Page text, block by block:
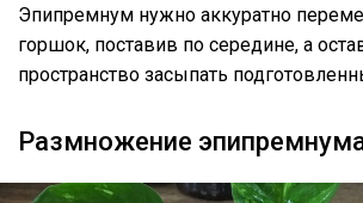
Эпипремнум нужно аккуратно
горшок, поставив по середине, а
пространство засыпать
Размножение